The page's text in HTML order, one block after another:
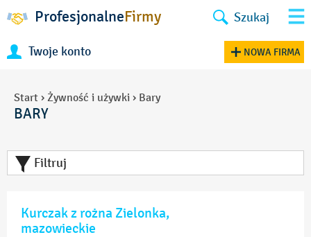
ProfesjonalneFirmy Szukaj
Twoje konto NOWA FIRMA
Start › Żywność i używki › Bary
BARY
Filtruj
Kurczak z rożna Zielonka,
mazowieckie